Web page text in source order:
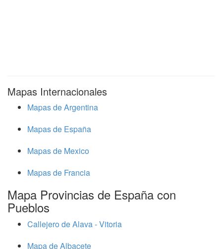
Mapas Internacionales
Mapas de Argentina
Mapas de España
Mapas de Mexico
Mapas de Francia
Mapa Provincias de España con
Pueblos
Callejero de Alava - Vitoria
Mapa de Albacete